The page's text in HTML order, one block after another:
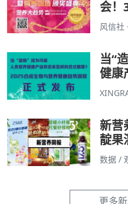
会！
风信社
当“
健康
新营
靛果
数据 /
更多